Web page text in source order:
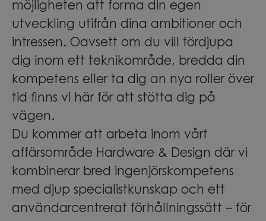
möjligheten att forma din egen
utveckling utifrån dina ambitioner och
intressen. Oavsett om du vill fördjupa
dig inom ett teknikområde, bredda din
kompetens eller ta dig an nya roller över
tid finns vi här för att stötta dig på
vägen.
Du kommer att arbeta inom vårt
affärsområde Hardware & Design där vi
kombinerar bred ingenjörskompetens
med djup specialistkunskap och ett
användarcentrerat förhållningssätt – för